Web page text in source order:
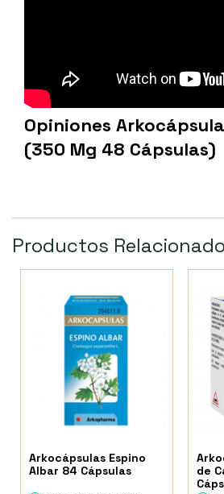
Opiniones
(350 Mg 48 Cápsulas)
Productos
Arkocápsulas Espino
Albar 84 Cápsulas
de